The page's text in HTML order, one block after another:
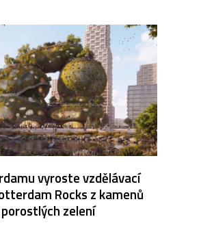
vyroste vzdělávací
Rocks z kamenů
porostlých zelení